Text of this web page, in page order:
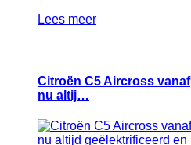
Lees meer
Citroën C5 Aircross vanaf
nu altij…